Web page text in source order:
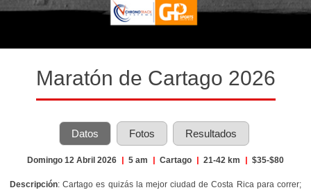
Maratón de Cartago 2026
Datos Fotos Resultados
Domingo 12 Abril 2026 | 5 am | Cartago | 21-42 km | $35-$80
Descripción: Cartago es quizás la mejor ciudad de Costa Rica para correr;